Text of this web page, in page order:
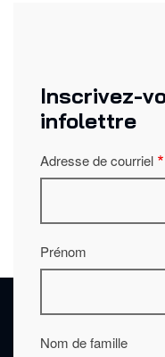
Inscrivez-
infolettre
Adresse de courriel
Prénom
Nom de famille